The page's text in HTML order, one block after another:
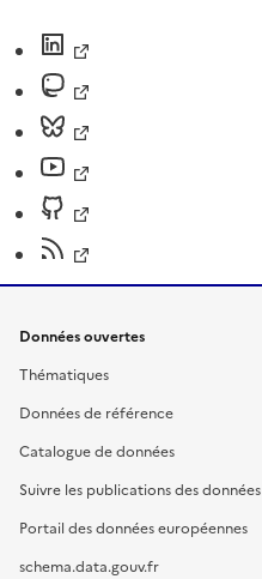
Données ouvertes
Thématiques
Données de référence
Catalogue de données
Suivre les publications des données
Portail des données européennes
schema.data.gouv.fr